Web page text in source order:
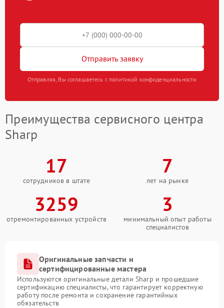
Отправить заявку
Отправляя, Вы соглашаетесь с политикой конфиденциальности
Преимущества сервисного центра
Sharp
17
сотрудников в штате
7
лет на рынке
3259
отремонтированных устройств
3
минимальный опыт работы
специалистов
Оригинальные запчасти и
сертифицированные мастера
Используются оригинальные детали Sharp и прошедшие
сертификацию специалисты, что гарантирует корректную
работу после ремонта и сохранение гарантийных
обязательств